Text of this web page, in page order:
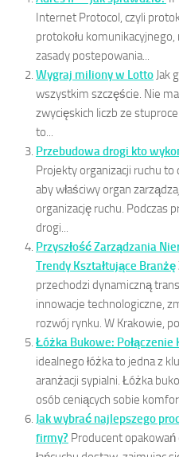
Internet Protocol, czyli
protokołu
zasady postepowania...
Wygraj miliony w Lotto Jak
wszystkim szczęście. Nie
zwycięskich liczb ze
to...
Przebudowa drogi kto
Projekty organizacji ruchu
aby właściwy organ
organizację ruchu. Podczas
drogi...
Przyszłość Zarządzania
Trendy Kształtujące Branżę
przechodzi dynamiczną
innowacje technologiczne,
rozwój rynku. W Krakowie,
Łóżka Bukowe:
idealnego łóżka to jedna z
aranżacji sypialni. Łóżka
osób ceniących sobie
Jak wybrać najlepszego
firmy? Producent